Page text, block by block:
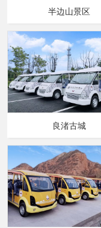
半边山景区
良渚古城